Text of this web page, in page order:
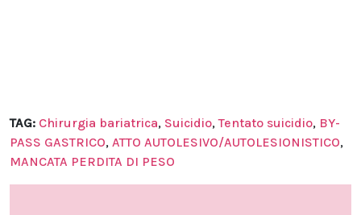
TAG: Chirurgia bariatrica, Suicidio,Tentato suicidio, BY-
PASS GASTRICO, ATTO AUTOLESIVO/AUTOLESIONISTICO,
MANCATA PERDITA DI PESO